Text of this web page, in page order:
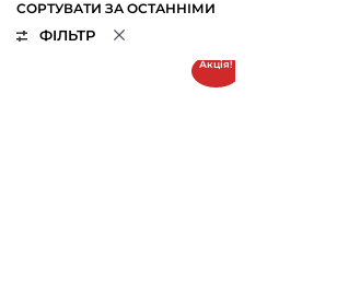
ФІЛЬТР
Акція!